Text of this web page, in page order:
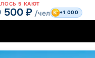
5 КАЮТ
500₽ /чел +1 000